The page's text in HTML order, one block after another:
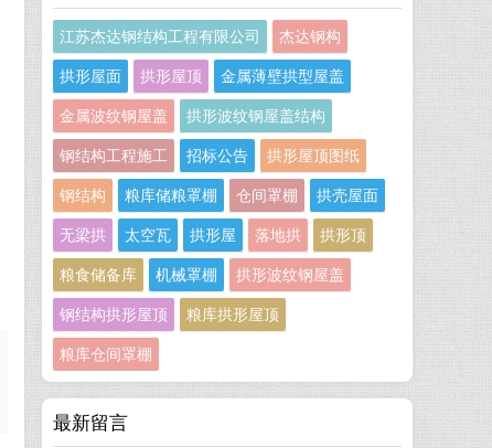
江苏杰达钢结构工程有限公司 杰达钢构
拱形屋面 拱形屋顶 金属薄壁拱型屋盖
金属波纹钢屋盖 拱形波纹钢屋盖结构
钢结构工程施工 招标公告 拱形屋顶图纸
钢结构 粮库储粮罩棚 仓间罩棚 拱壳屋面
无梁拱 太空瓦 拱形屋 落地拱 拱形顶
粮食储备库 机械罩棚 拱形波纹钢屋盖
钢结构拱形屋顶 粮库拱形屋顶
粮库仓间罩棚
最新留言